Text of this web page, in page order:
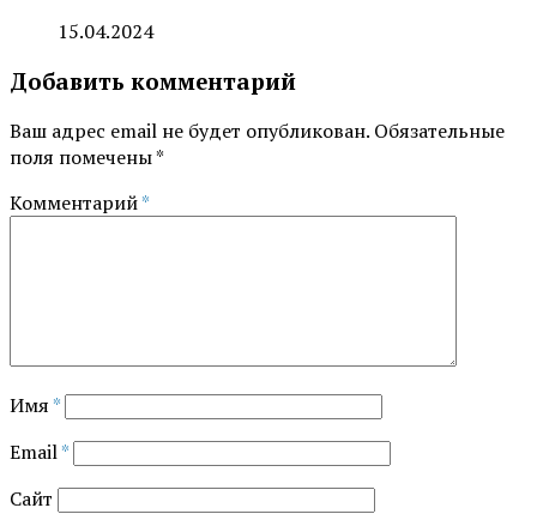
15.04.2024
Добавить комментарий
Ваш адрес email не будет опубликован. Обязательные
поля помечены*
Комментарий*
Имя *
Email*
Сайт